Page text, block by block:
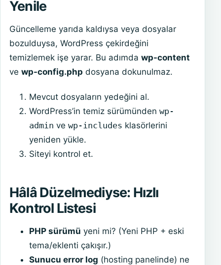
Yenile
Güncelleme yarıda kaldıysa veya dosyalar
bozulduysa, WordPress çekirdeğini
temizlemek işe yarar. Bu adımda wp-content
ve wp-config.php dosyana dokunulmaz.
Mevcut dosyaların yedeğini al.
WordPress’in temiz sürümünden wp-
admin ve wp-includes klasörlerini
yeniden yükle.
Siteyi kontrol et.
Hâlâ Düzelmediyse: Hızlı
Kontrol Listesi
PHP sürümü yeni mi? (Yeni PHP + eski
tema/eklenti çakışır.)
Sunucu error log (hosting panelinde) ne